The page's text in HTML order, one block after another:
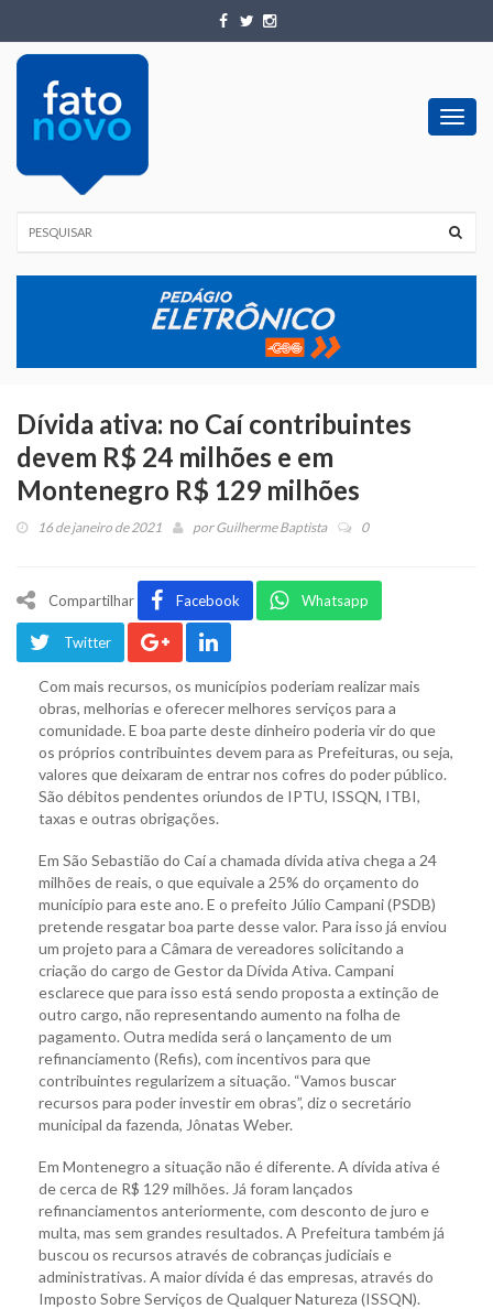
Dívida ativa: no Caí contribuintes
devem R$ 24 milhões e em
Montenegro R$ 129 milhões
16 de janeiro de 2021 porGuilherme Baptista 0
Compartilhar Facebook Whatsapp
Twitter
Com mais recursos, os municípios poderiam realizar mais
obras, melhorias e oferecer melhores serviços para a
comunidade. E boa parte deste dinheiro poderia vir do que
os próprios contribuintes devem para as Prefeituras, ou seja,
valores que deixaram de entrar nos cofres do poder público.
São débitos pendentes oriundos de IPTU, ISSQN, ITBI,
taxas e outras obrigações.
Em São Sebastião do Caí a chamada dívida ativa chega a 24
milhões de reais, o que equivale a 25% do orçamento do
município para este ano. E o prefeito Júlio Campani (PSDB)
pretende resgatar boa parte desse valor. Para isso já enviou
um projeto para a Câmara de vereadores solicitando a
criação do cargo de Gestor da Dívida Ativa. Campani
esclarece que para isso está sendo proposta a extinção de
outro cargo, não representando aumento na folha de
pagamento. Outra medida será o lançamento de um
refinanciamento (Refis), com incentivos para que
contribuintes regularizem a situação. “Vamos buscar
recursos para poder investir em obras”, diz o secretário
municipal da fazenda, Jônatas Weber.
Em Montenegro a situação não é diferente. A dívida ativa é
de cerca de R$ 129 milhões. Já foram lançados
refinanciamentos anteriormente, com desconto de juro e
multa, mas sem grandes resultados. A Prefeitura também já
buscou os recursos através de cobranças judiciais e
administrativas. A maior dívida é das empresas, através do
Imposto Sobre Serviços de Qualquer Natureza (ISSQN).